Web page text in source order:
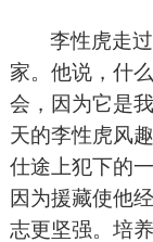
李性虎走
家。他说，什
会，因为它是
天的李性虎风
仕途上犯下的
因为援藏使他
志更坚强。培